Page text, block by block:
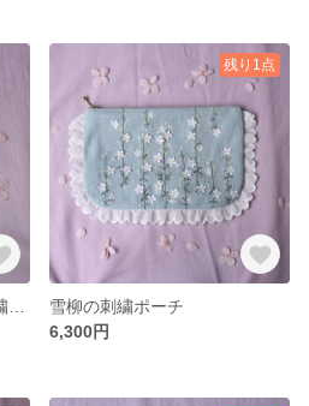
残り1点
雪柳の刺繍ポーチ
6,300円